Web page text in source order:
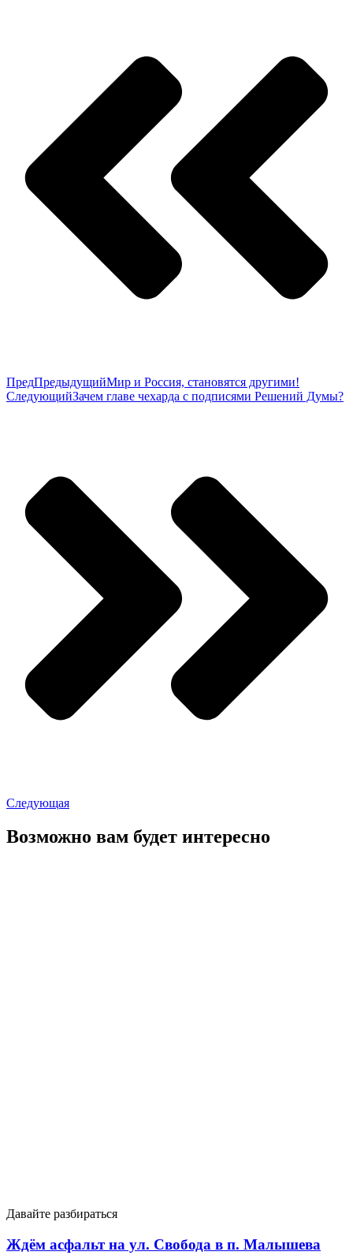
ПредПредыдущийМир и Россия, становятся другими!
СледующийЗачем главе чехарда с подписями Решений Думы?
Следующая
Возможно вам будет интересно
Давайте разбираться
Ждём асфальт на ул. Свобода в п. Малышева